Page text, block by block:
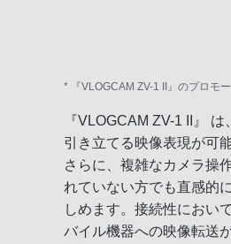
* 『VLOGCAM ZV-1 II』のプロモー
『VLOGCAM ZV-1 II』
引き立てる映像表現が可
さらに、複雑なカメラ操
れていない方でも直感的
しめます。接続性におい
バイル機器への映像転送